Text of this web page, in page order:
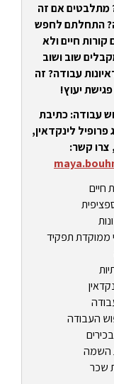
מתלבטים אם זה
התחלתם לחפש
קורות חיים ולא
שוב ושוב
עבודה? זה
יעוץ!
עבודה: כתיבת
לינקדאין,
צרו קשר:
חיים
ממוקדת תפקיד
העבודה
השמה
שכר